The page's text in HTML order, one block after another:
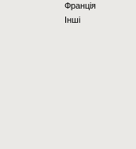
Франція
Інші